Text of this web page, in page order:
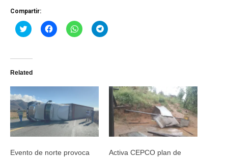
Compartir:
Haz
clic
Twitter
abre
una
ventana
nueva)
Haz
clic
una
nueva)
Haz
clic
una
Haz
clic
una
ventana
nueva)
Related
Evento de norte provoca
Activa CEPCO plan de